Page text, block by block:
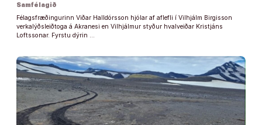
Samfélagið
Félagsfræðingurinn Viðar Halldórsson hjólar af aflefli í Vilhjálm Birgisson
verkalýðsleiðtoga á Akranesi en Vilhjálmur styður hvalveiðar Kristjáns
Loftssonar. Fyrstu dýrin …